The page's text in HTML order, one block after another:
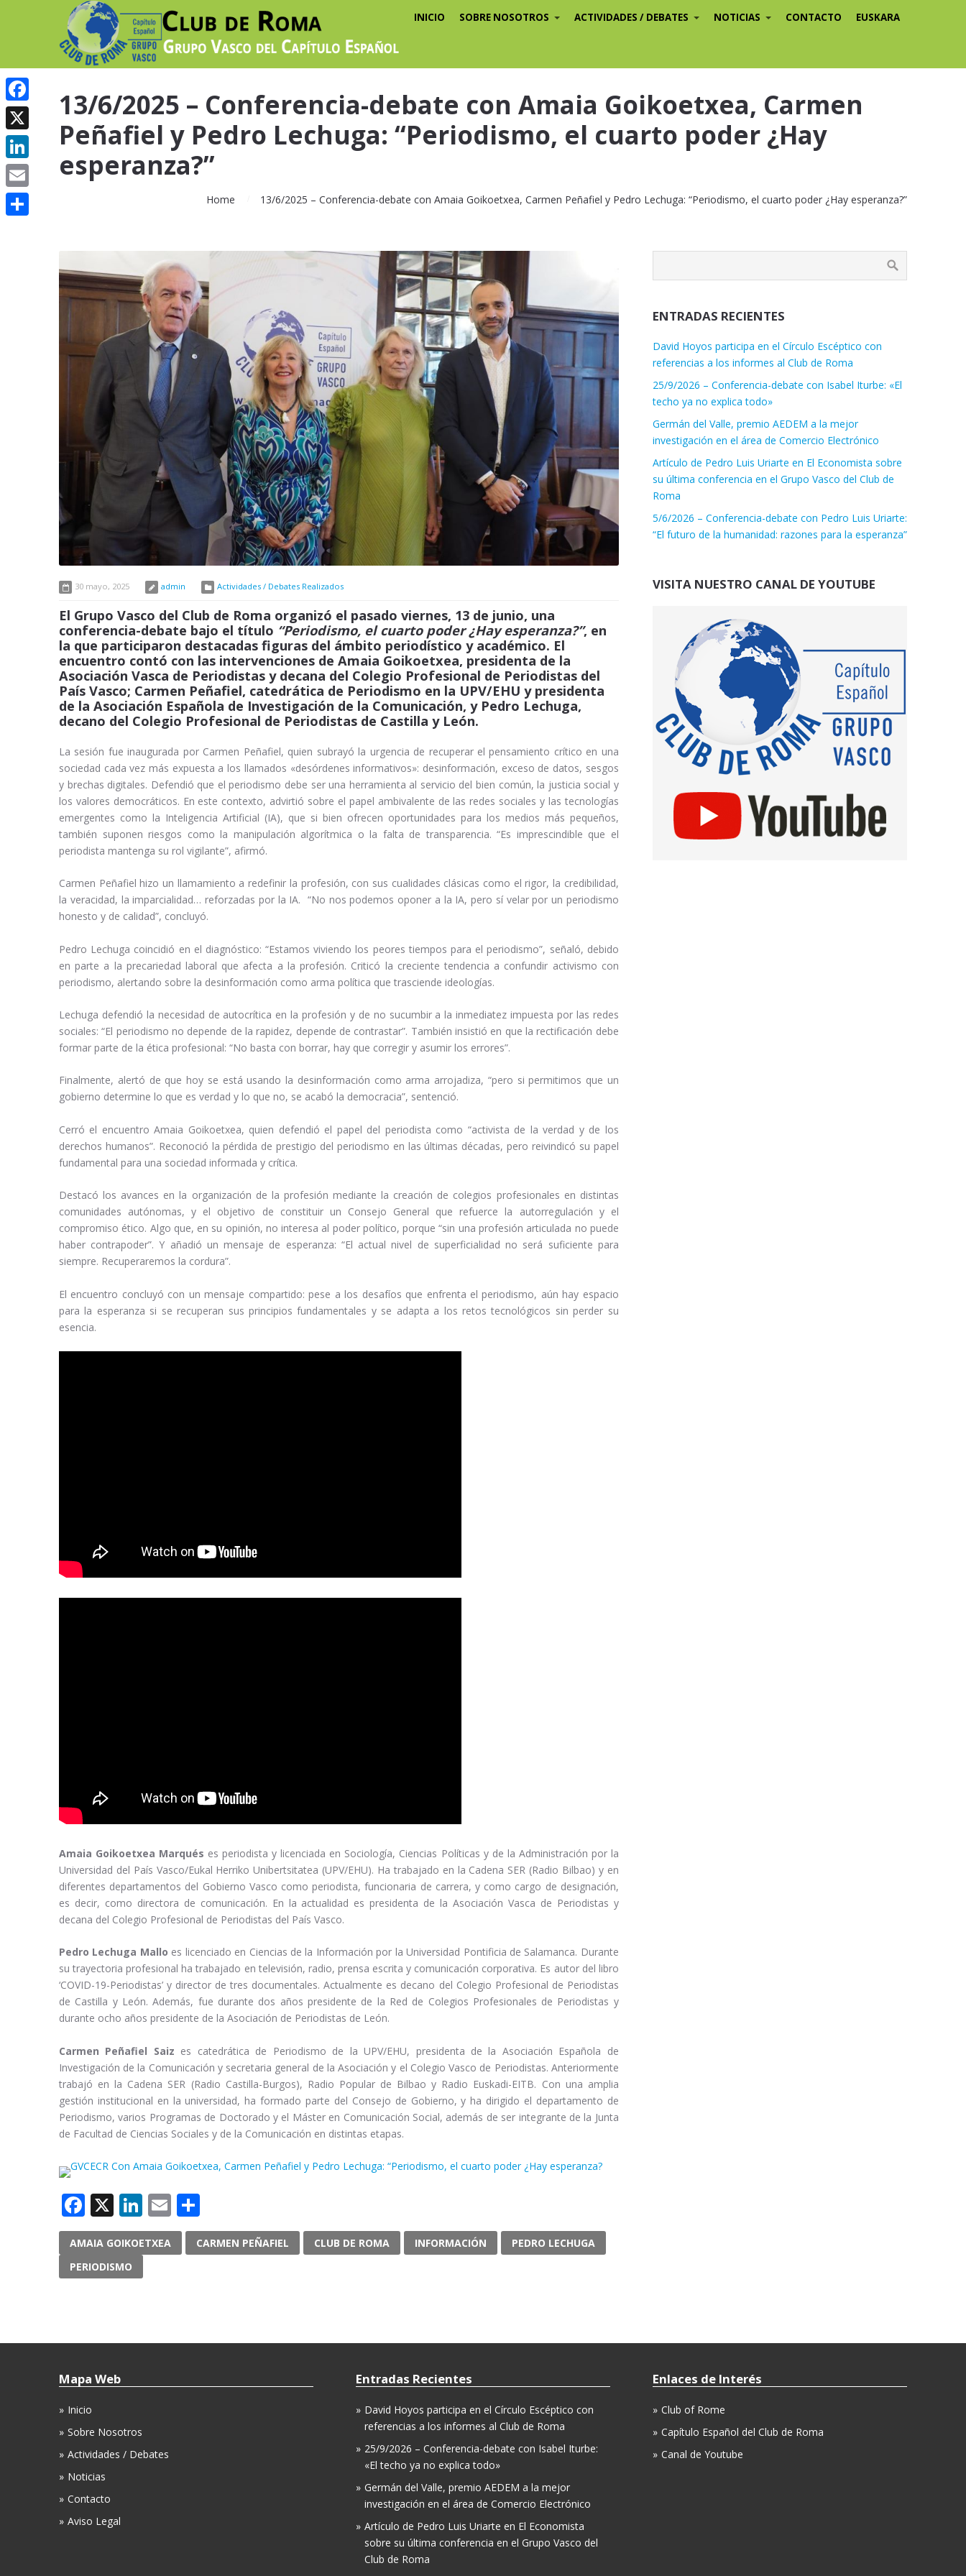
INICIO SOBRE NOSOTROS ACTIVIDADES / DEBATES NOTICIAS CONTACTO EUSKARA
13/6/2025 – Conferencia-debate con Amaia Goikoetxea, Carmen
Peñafiel y Pedro Lechuga: “Periodismo, el cuarto poder ¿Hay
esperanza?”
Home 13/6/2025 – Conferencia-debate con Amaia Goikoetxea, Carmen Peñafiel y Pedro Lechuga: “Periodismo, el cuarto poder ¿Hay esperanza?”
30 mayo, 2025 admin Actividades / Debates Realizados
El Grupo Vasco del Club de Roma organizó el pasado viernes, 13 de junio, una
conferencia-debate bajo el título “Periodismo, el cuarto poder ¿Hay esperanza?”, en
la que participaron destacadas figuras del ámbito periodístico y académico. El
encuentro contó con las intervenciones de Amaia Goikoetxea, presidenta de la
Asociación Vasca de Periodistas y decana del Colegio Profesional de Periodistas del
País Vasco; Carmen Peñafiel, catedrática de Periodismo en la UPV/EHU y presidenta
de la Asociación Española de Investigación de la Comunicación, y Pedro Lechuga,
decano del Colegio Profesional de Periodistas de Castilla y León.
La sesión fue inaugurada por Carmen Peñafiel, quien subrayó la urgencia de recuperar el pensamiento crítico en una
sociedad cada vez más expuesta a los llamados «desórdenes informativos»: desinformación, exceso de datos, sesgos
y brechas digitales. Defendió que el periodismo debe ser una herramienta al servicio del bien común, la justicia social y
los valores democráticos. En este contexto, advirtió sobre el papel ambivalente de las redes sociales y las tecnologías
emergentes como la Inteligencia Artificial (IA), que si bien ofrecen oportunidades para los medios más pequeños,
también suponen riesgos como la manipulación algorítmica o la falta de transparencia. “Es imprescindible que el
periodista mantenga su rol vigilante”, afirmó.
Carmen Peñafiel hizo un llamamiento a redefinir la profesión, con sus cualidades clásicas como el rigor, la credibilidad,
la veracidad, la imparcialidad… reforzadas por la IA. “No nos podemos oponer a la IA, pero sí velar por un periodismo
honesto y de calidad”, concluyó.
Pedro Lechuga coincidió en el diagnóstico: “Estamos viviendo los peores tiempos para el periodismo”, señaló, debido
en parte a la precariedad laboral que afecta a la profesión. Criticó la creciente tendencia a confundir activismo con
periodismo, alertando sobre la desinformación como arma política que trasciende ideologías.
Lechuga defendió la necesidad de autocrítica en la profesión y de no sucumbir a la inmediatez impuesta por las redes
sociales: “El periodismo no depende de la rapidez, depende de contrastar”. También insistió en que la rectificación debe
formar parte de la ética profesional: “No basta con borrar, hay que corregir y asumir los errores”.
Finalmente, alertó de que hoy se está usando la desinformación como arma arrojadiza, “pero si permitimos que un
gobierno determine lo que es verdad y lo que no, se acabó la democracia”, sentenció.
Cerró el encuentro Amaia Goikoetxea, quien defendió el papel del periodista como “activista de la verdad y de los
derechos humanos”. Reconoció la pérdida de prestigio del periodismo en las últimas décadas, pero reivindicó su papel
fundamental para una sociedad informada y crítica.
Destacó los avances en la organización de la profesión mediante la creación de colegios profesionales en distintas
comunidades autónomas, y el objetivo de constituir un Consejo General que refuerce la autorregulación y el
compromiso ético. Algo que, en su opinión, no interesa al poder político, porque “sin una profesión articulada no puede
haber contrapoder”. Y añadió un mensaje de esperanza: “El actual nivel de superficialidad no será suficiente para
siempre. Recuperaremos la cordura”.
El encuentro concluyó con un mensaje compartido: pese a los desafíos que enfrenta el periodismo, aún hay espacio
para la esperanza si se recuperan sus principios fundamentales y se adapta a los retos tecnológicos sin perder su
esencia.
Amaia Goikoetxea Marqués es periodista y licenciada en Sociología, Ciencias Políticas y de la Administración por la
Universidad del País Vasco/Eukal Herriko Unibertsitatea (UPV/EHU). Ha trabajado en la Cadena SER (Radio Bilbao) y en
diferentes departamentos del Gobierno Vasco como periodista, funcionaria de carrera, y como cargo de designación,
es decir, como directora de comunicación. En la actualidad es presidenta de la Asociación Vasca de Periodistas y
decana del Colegio Profesional de Periodistas del País Vasco.
Pedro Lechuga Mallo es licenciado en Ciencias de la Información por la Universidad Pontificia de Salamanca. Durante
su trayectoria profesional ha trabajado en televisión, radio, prensa escrita y comunicación corporativa. Es autor del libro
‘COVID-19-Periodistas’ y director de tres documentales. Actualmente es decano del Colegio Profesional de Periodistas
de Castilla y León. Además, fue durante dos años presidente de la Red de Colegios Profesionales de Periodistas y
durante ocho años presidente de la Asociación de Periodistas de León.
Carmen Peñafiel Saiz es catedrática de Periodismo de la UPV/EHU, presidenta de la Asociación Española de
Investigación de la Comunicación y secretaria general de la Asociación y el Colegio Vasco de Periodistas. Anteriormente
trabajó en la Cadena SER (Radio Castilla-Burgos), Radio Popular de Bilbao y Radio Euskadi-EITB. Con una amplia
gestión institucional en la universidad, ha formado parte del Consejo de Gobierno, y ha dirigido el departamento de
Periodismo, varios Programas de Doctorado y el Máster en Comunicación Social, además de ser integrante de la Junta
de Facultad de Ciencias Sociales y de la Comunicación en distintas etapas.
Facebook
X LinkedIn
Email
AMAIA GOIKOETXEA CARMEN PEÑAFIEL CLUB DE ROMA INFORMACIÓN
PEDRO LECHUGA
PERIODISMO
ENTRADAS RECIENTES
David Hoyos participa en el Círculo Escéptico con
referencias a los informes al Club de Roma
25/9/2026 – Conferencia-debate con Isabel Iturbe: «El
techo ya no explica todo»
Germán del Valle, premio AEDEM a la mejor
investigación en el área de Comercio Electrónico
Artículo de Pedro Luis Uriarte en El Economista sobre
su última conferencia en el Grupo Vasco del Club de
Roma
5/6/2026 – Conferencia-debate con Pedro Luis Uriarte:
“El futuro de la humanidad: razones para la esperanza”
VISITA NUESTRO CANAL DE YOUTUBE
Mapa Web
Inicio
Sobre Nosotros
Actividades / Debates
Noticias
Contacto
Aviso Legal
Entradas Recientes
David Hoyos participa en el Círculo Escéptico con
referencias a los informes al Club de Roma
25/9/2026 – Conferencia-debate con Isabel Iturbe:
«El techo ya no explica todo»
Germán del Valle, premio AEDEM a la mejor
investigación en el área de Comercio Electrónico
Artículo de Pedro Luis Uriarte en El Economista
sobre su última conferencia en el Grupo Vasco del
Club de Roma
Enlaces de Interés
Club of Rome
Capítulo Español del Club de Roma
Canal de Youtube
Facebook
X
LinkedIn
Email